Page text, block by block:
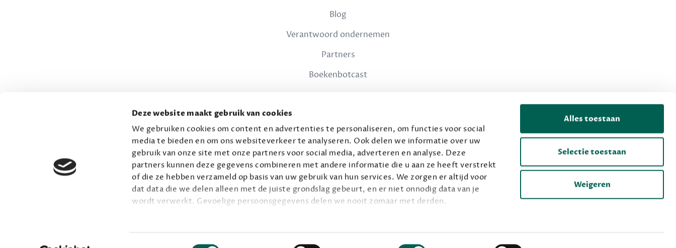
Deze website maakt gebruik van cookies
We gebruiken cookies om content en advertenties te personaliseren, om functies voor social
media te bieden en om ons websiteverkeer te analyseren. Ook delen we informatie over uw
gebruik van onze site met onze partners voor social media, adverteren en analyse. Deze
partners kunnen deze gegevens combineren met andere informatie die u aan ze heeft verstrekt
of die ze hebben verzameld op basis van uw gebruik van hun services. We zorgen er altijd voor
dat data die we delen alleen met de juiste grondslag gebeurt, en er niet onnodig data van je
wordt verwerkt. Gevoelige persoonsgegevens delen we nooit zomaar met derden.
Toestemmingsselectie
Alles toestaan
Selectie toestaan
Weigeren
Blog
Verantwoord ondernemen
Partners
Boekenbotcast
Privacy
Voorwaarden
© 2026 Connaisseur B.V.